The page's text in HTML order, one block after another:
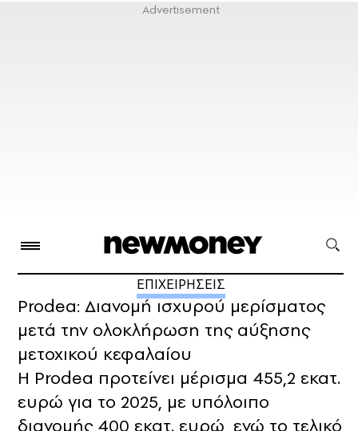
ΕΠΙΧΕΙΡΗΣΕΙΣ
Prodea: Διανομή ισχυρού μερίσματος
μετά την ολοκλήρωση της αύξησης
μετοχικού κεφαλαίου
Η Prodea προτείνει μέρισμα 455,2 εκατ.
ευρώ για το 2025, με υπόλοιπο
διανομής 400 εκατ. ευρώ, ενώ το τελικό